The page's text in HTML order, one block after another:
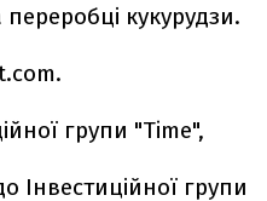
переробці кукурудзи.
групи "Time",
Інвестиційної групи